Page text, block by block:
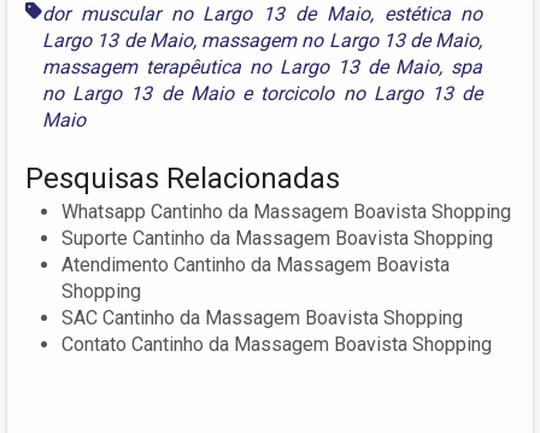
dor muscular no Largo 13 de Maio, estética no
Largo 13 de Maio, massagem no Largo 13 de Maio,
massagem terapêutica no Largo 13 de Maio, spa
no Largo 13 de Maioe torcicolo no Largo 13 de
Maio
Pesquisas Relacionadas
Whatsapp Cantinho da Massagem Boavista Shopping
Suporte Cantinho da Massagem Boavista Shopping
Atendimento Cantinho da Massagem Boavista
Shopping
SAC Cantinho da Massagem Boavista Shopping
Contato Cantinho da Massagem Boavista Shopping